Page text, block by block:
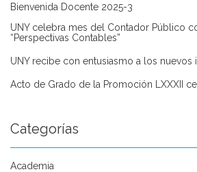
Bienvenida Docente 2025-3
UNY celebra mes del Contador Público
“Perspectivas Contables”
UNY recibe con entusiasmo a los nuevos
Acto de Grado de la Promoción LXXXII
Categorías
Academia